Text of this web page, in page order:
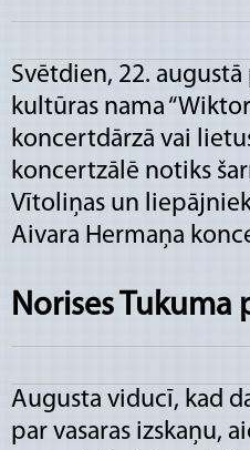
Svētdien, 22.
kultūras nama
koncertdārzā vai
koncertzālē notiks
Vītoliņas un
Aivara Hermaņa
Norises Tukuma
Augusta viducī, kad
par vasaras izskaņu,